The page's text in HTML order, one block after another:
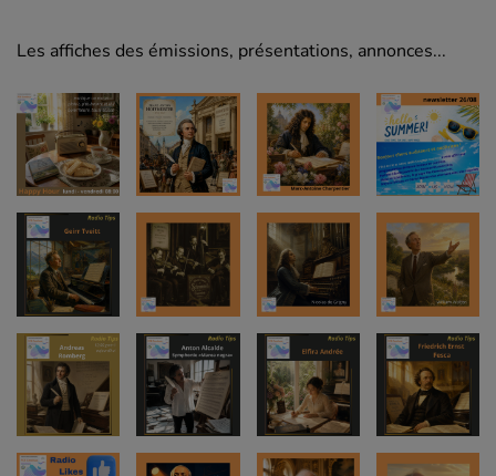
Les affiches des émissions, présentations, annonces...